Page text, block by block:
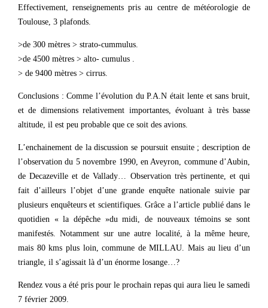
Effectivement, renseignements pris au centre de météorologie de
Toulouse, 3 plafonds.
>de 300 mètres > strato-cummulus.
>de 4500 mètres > alto- cumulus .
> de 9400 mètres > cirrus.
Conclusions : Comme l’évolution du P.A.N était lente et sans bruit,
et de dimensions relativement importantes, évoluant à très basse
altitude, il est peu probable que ce soit des avions.
L’enchainement de la discussion se poursuit ensuite ; description de
l’observation du 5 novembre 1990, en Aveyron, commune d’Aubin,
de Decazeville et de Vallady… Observation très pertinente, et qui
fait d’ailleurs l’objet d’une grande enquête nationale suivie par
plusieurs enquêteurs et scientifiques. Grâce a l’article publié dans le
quotidien « la dépêche »du midi, de nouveaux témoins se sont
manifestés. Notamment sur une autre localité, à la même heure,
mais 80 kms plus loin, commune de MILLAU. Mais au lieu d’un
triangle, il s’agissait là d’un énorme losange…?
Rendez vous a été pris pour le prochain repas qui aura lieu le samedi
7 février 2009.